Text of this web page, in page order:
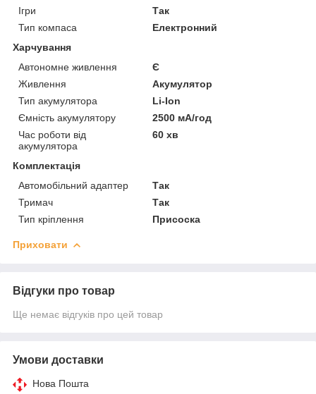
Ігри
Так
Тип компаса
Електронний
Харчування
Автономне живлення
Є
Живлення
Акумулятор
Тип акумулятора
Li-Ion
Ємність акумулятору
2500 мА/год
Час роботи від
акумулятора
60 хв
Комплектація
Автомобільний адаптер
Так
Тримач
Так
Тип кріплення
Присоска
Приховати
Відгуки про товар
Ще немає відгуків про цей товар
Умови доставки
Нова Пошта